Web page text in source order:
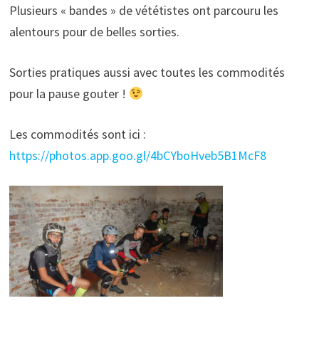
Plusieurs « bandes » de vététistes ont parcouru les
alentours pour de belles sorties.
Sorties pratiques aussi avec toutes les commodités
pour la pause gouter !
Les commodités sont ici :
https://photos.app.goo.gl/4bCYboHveb5B1McF8